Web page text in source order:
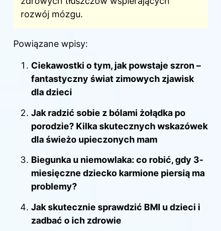
rozwój mózgu.
Powiązane wpisy:
Ciekawostki o tym, jak powstaje szron –
fantastyczny świat zimowych zjawisk
dla dzieci
Jak radzić sobie z bólami żołądka po
porodzie? Kilka skutecznych wskazówek
dla świeżo upieczonych mam
Biegunka u niemowlaka: co robić, gdy 3-
miesięczne dziecko karmione piersią ma
problemy?
Jak skutecznie sprawdzić BMI u dzieci i
zadbać o ich zdrowie